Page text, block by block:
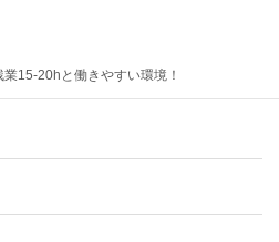
15-20hと働きやすい環境！